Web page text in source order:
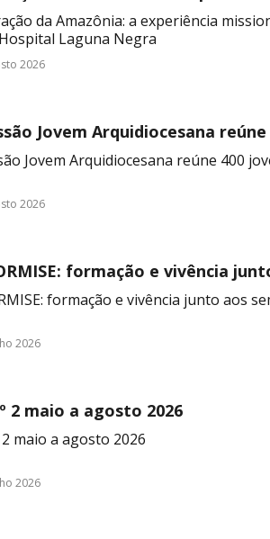
no Barco Hospital Laguna
da Amazônia: a experiência
Laguna Negra
2026
Jovem Arquidiocesana reúne
Jovem Arquidiocesana reúne 400
2026
formação e vivência
formação e vivência junto aos
2026
2 maio a agosto 2026
2 maio a agosto 2026
2026